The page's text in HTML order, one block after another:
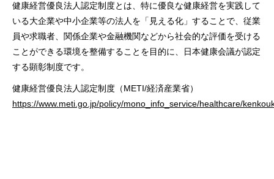
健康経営優良法人認定制度とは、特に優良な健康経営を実践して
いる大企業や中小企業等の法人を「見える化」することで、従業
員や求職者、関係企業や金融機関などから社会的な評価を受ける
ことができる環境を整備することを目的に、日本健康会議が認定
する顕彰制度です。
健康経営優良法人認定制度（METI/経済産業省）
https://www.meti.go.jp/policy/mono_info_service/healthcare/